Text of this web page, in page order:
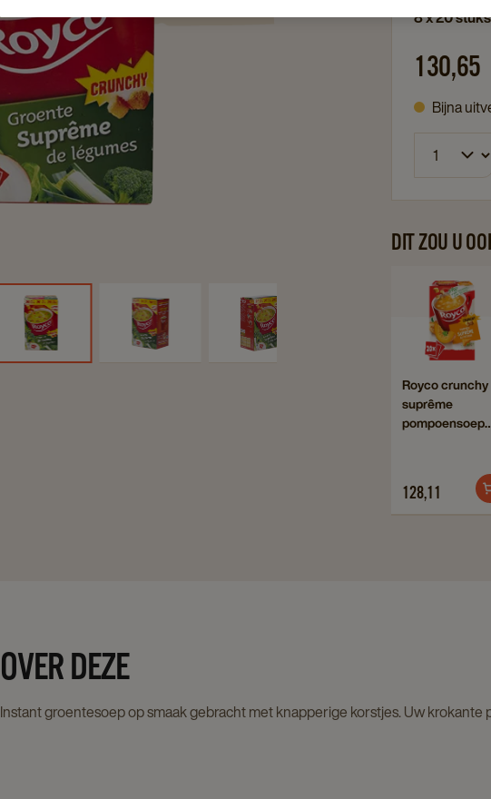
8 x 20 stuks
130,65
Bijna
DIT ZOU U
to
Royco
8x20st
page
Navigate
to
Royco
suprême
Royco crunchy
suprême
pompoensoep
128,11
OVER DEZE
Instant groentesoep op smaak gebracht met knapperige korstjes. Uw krokante